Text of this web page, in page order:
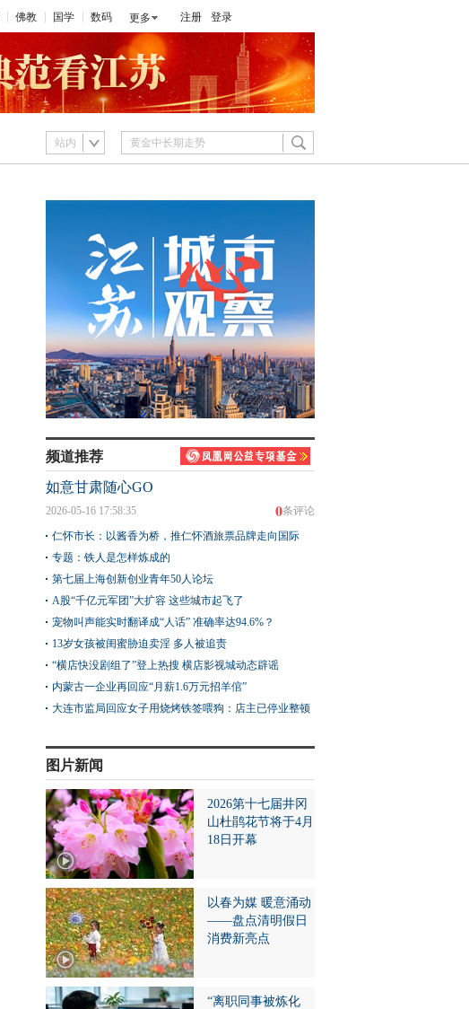
佛教 国学 数码 更多 注册 登录
站内
频道推荐
如意甘肃随心GO
0条评论
2026-05-16 17:58:35
仁怀市长：以酱香为桥，推仁怀酒旅票品牌走向国际
专题：铁人是怎样炼成的
第七届上海创新创业青年50人论坛
A股“千亿元军团”大扩容 这些城市起飞了
宠物叫声能实时翻译成“人话” 准确率达94.6%？
13岁女孩被闺蜜胁迫卖淫 多人被追责
“横店快没剧组了”登上热搜 横店影视城动态辟谣
内蒙古一企业再回应“月薪1.6万元招羊倌”
大连市监局回应女子用烧烤铁签喂狗：店主已停业整顿
图片新闻
2026第十七届井冈
山杜鹃花节将于4月
18日开幕
以春为媒 暖意涌动
——盘点清明假日
消费新亮点
“离职同事被炼化